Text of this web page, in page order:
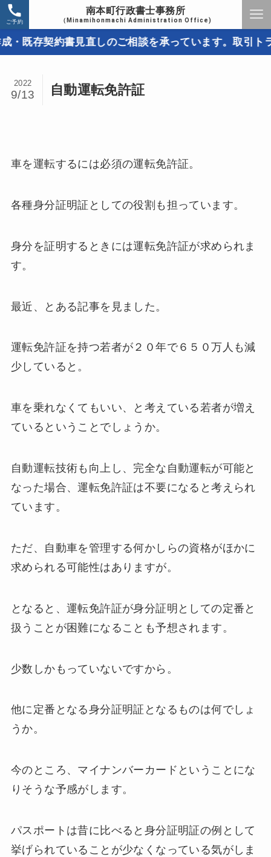
南本町行政書士事務所
（Minamihonmachi Administration Office)
ご予約
存契約書見直しのご相談を承っています。取引トラブ
自動運転免許証
2022
9/13
車を運転するには必須の運転免許証。
各種身分証明証としての役割も担っています。
身分を証明するときには運転免許証が求められま
す。
最近、とある記事を見ました。
運転免許証を持つ若者が２０年で６５０万人も減
少していると。
車を乗れなくてもいい、と考えている若者が増え
ているということでしょうか。
自動運転技術も向上し、完全な自動運転が可能と
なった場合、運転免許証は不要になると考えられ
ています。
ただ、自動車を管理する何かしらの資格がほかに
求められる可能性はありますが。
となると、運転免許証が身分証明としての定番と
扱うことが困難になることも予想されます。
少数しかもっていないですから。
他に定番となる身分証明証となるものは何でしょ
うか。
今のところ、マイナンバーカードということにな
りそうな予感がします。
パスポートは昔に比べると身分証明証の例として
挙げられていることが少なくなっている気がしま